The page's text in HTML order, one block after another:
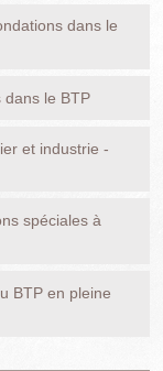
dans le
dans le BTP
et industrie -
spéciales à
BTP en pleine